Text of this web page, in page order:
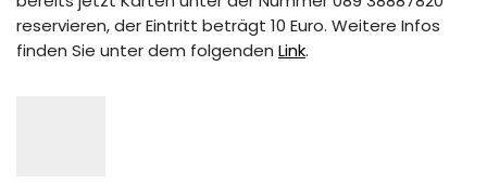
reservieren, der Eintritt beträgt 10 Euro. Weitere Infos
finden Sie unter dem folgenden Link.